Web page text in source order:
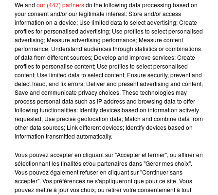
3 août 2026
Fred again.. et Latin Mafia dévoilent enfin
leur mixtape créée en...
31 juillet 2026
Swedish House Mafia et Lykke Li
dévoilent « Happiness Is So Sad »
31 juillet 2026
David Guetta et Carl Cox signent un B2B
historique à Ibiza
We and our (447) partnersdo the following data processing based on
your consent and/or our legitimate interest: Store and/or access
information on a device; Use limited data to select advertising; Create
profiles for personalised advertising; Use profiles to select personalised
advertising; Measure advertising performance; Measure content
performance; Understand audiences through statistics or combinations
of data from different sources; Develop and improve services; Create
profiles to personalise content; Use profiles to select personalised
content; Use limited data to select content; Ensure security, prevent and
detect fraud, and fix errors; Deliver and present advertising and content;
Save and communicate privacy choices. These technologies may
process personal data such as IP address and browsing data to offer
following functionalities: Identify devices based on information actively
requested; Use precise geolocation data; Match and combine data from
other data sources; Link different devices; Identify devices based on
information transmitted automatically.
Vous pouvez accepter en cliquant sur "Accepter et fermer", ou affiner en
sélectionnant les finalités et/ou partenaires dans "Gérer mes choix".
Vous pouvez également refuser en cliquant sur "Continuer sans
accepter". Vos préférences ne s'appliqueront que pour ce site. Vous
pouvez mettre à jour vos choix, ou retirer votre consentement à tout